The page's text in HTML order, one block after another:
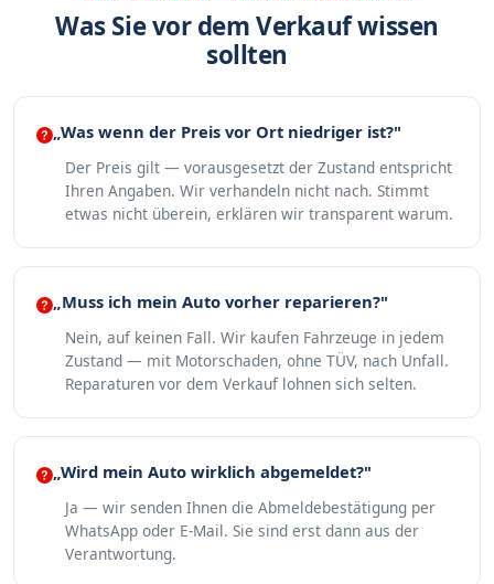
Was Sie vor dem Verkauf wissen
sollten
„Was wenn der Preis vor Ort niedriger ist?"
Der Preis gilt — vorausgesetzt der Zustand entspricht
Ihren Angaben. Wir verhandeln nicht nach. Stimmt
etwas nicht überein, erklären wir transparent warum.
„Muss ich mein Auto vorher reparieren?"
Nein, auf keinen Fall. Wir kaufen Fahrzeuge in jedem
Zustand — mit Motorschaden, ohne TÜV, nach Unfall.
Reparaturen vor dem Verkauf lohnen sich selten.
„Wird mein Auto wirklich abgemeldet?"
Ja — wir senden Ihnen die Abmeldebestätigung per
WhatsApp oder E-Mail. Sie sind erst dann aus der
Verantwortung.